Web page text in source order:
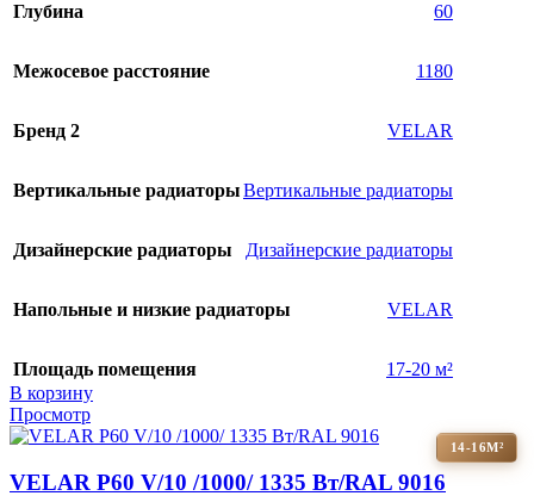
Глубина 60
Межосевое расстояние 1180
Бренд 2 VELAR
Вертикальные радиаторыВертикальные радиаторы
Дизайнерские радиаторы Дизайнерские радиаторы
Напольные и низкие радиаторы VELAR
Площадь помещения
17-20 м²
В корзину
Просмотр
14-16М²
VELAR P60 V/10 /1000/ 1335 Bт/RAL 9016